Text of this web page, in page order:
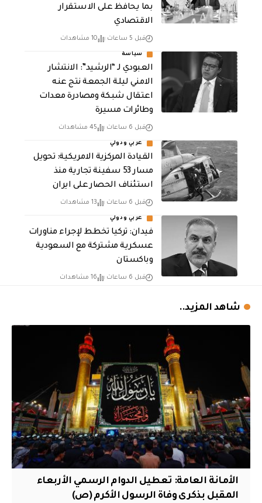
بما يحافظ على الاستقرار
الاقتصادي
قبل 5 ساعات 10 مشاهدات
سياسة
العبودي لـ “الرشيد”: الانتشار
الامني ليلة الجمعة نتج عنه
اعتقال شبكة ومصادرة معدات
وطائرات مسيرة
قبل 6 ساعات 45 مشاهدات
عربي ودولي
القيادة المركزية الامريكية: تحويل
مسار 53 سفينة تجارية منذ
استئناف الحصار على ايران
قبل 6 ساعات 13 مشاهدات
عربي ودولي
فيدان: تركيا تخطط لإجراء مناورات
عسكرية مشتركة مع السعودية
وباكستان
قبل 6 ساعات 16 مشاهدات
شاهد المزيد..
الأمانة العامة: تعطيل الدوام الرسمي الأربعاء
المقبل بذكرى وفاة الرسول الأكرم (ص)